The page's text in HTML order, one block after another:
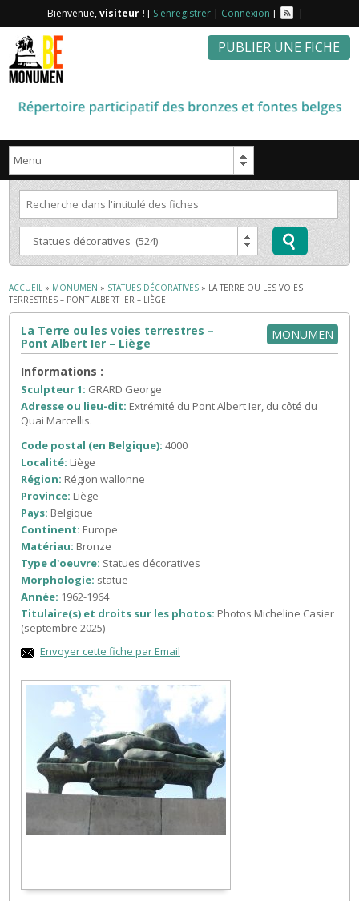
Bienvenue,visiteur ! [ S'enregistrer| Connexion ] |
PUBLIER UNE FICHE
ACCUEIL » MONUMEN » STATUES DÉCORATIVES » LA TERRE OU LES VOIES
TERRESTRES – PONT ALBERT IER – LIÈGE
MONUMEN
La Terre ou les voies terrestres –
Pont Albert Ier – Liège
Informations :
Sculpteur 1: GRARD George
Adresse ou lieu-dit: Extrémité du Pont Albert Ier, du côté du
Quai Marcellis.
Code postal (en Belgique): 4000
Localité: Liège
Région: Région wallonne
Province: Liège
Pays: Belgique
Continent: Europe
Matériau: Bronze
Type d'oeuvre: Statues décoratives
Morphologie: statue
Année: 1962-1964
Titulaire(s) et droits sur les photos: Photos Micheline Casier
(septembre 2025)
Envoyer cette fiche par Email